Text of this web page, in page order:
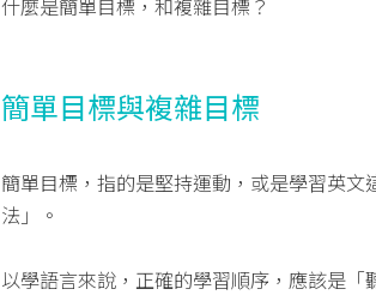
什麼是簡單目標，和複雜目標？
簡單目標與複雜目標
簡單目標，指的是堅持運動，或是學習英
法」。
以學語言來說，正確的學習順序，應該是「